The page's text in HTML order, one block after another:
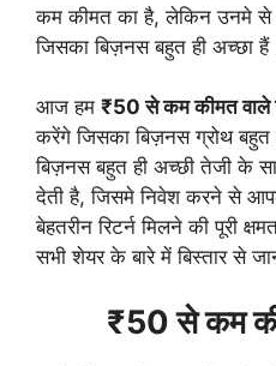
कम कीमत का है, लेकिन उनमे से
जिसका बिज़नस बहुत ही अच्छा
आज हम ₹50 से कम कीमत वाले
करेंगे जिसका बिज़नस ग्रोथ
बिज़नस बहुत ही अच्छी तेजी के
देती है, जिसमे निवेश करने से
बेहतरीन रिटर्न मिलने की पूरी
सभी शेयर के बारे में बिस्तार से
₹50 से कम